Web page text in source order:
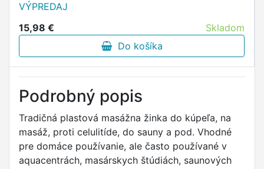
VÝPREDAJ
15,98 €
Skladom
Do košíka
Podrobný popis
Tradičná plastová masážna žinka do kúpeľa, na
masáž, proti celulitíde, do sauny a pod. Vhodné
pre domáce používanie, ale často používané v
aquacentrách, masárskych štúdiách, saunových